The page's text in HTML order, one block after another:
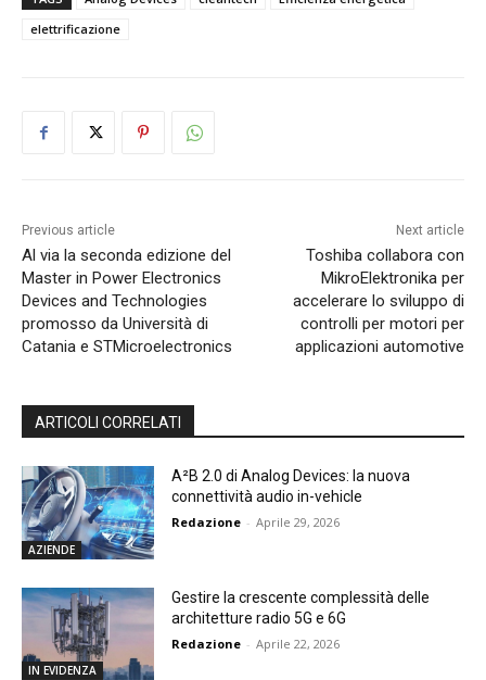
elettrificazione
Previous article
Al via la seconda edizione del
Master in Power Electronics
Devices and Technologies
promosso da Università di
Catania e STMicroelectronics
Next article
Toshiba collabora con
MikroElektronika per
accelerare lo sviluppo di
controlli per motori per
applicazioni automotive
ARTICOLI CORRELATI
AZIENDE
A²B 2.0 di Analog Devices: la nuova
connettività audio in-vehicle
Redazione - Aprile 29, 2026
IN EVIDENZA
Gestire la crescente complessità delle
architetture radio 5G e 6G
Redazione - Aprile 22, 2026